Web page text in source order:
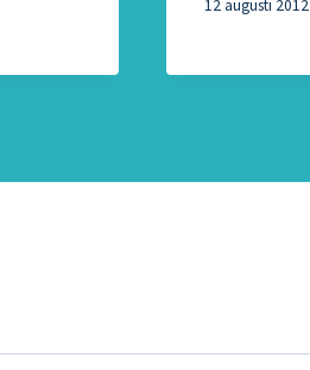
12 augusti 2012